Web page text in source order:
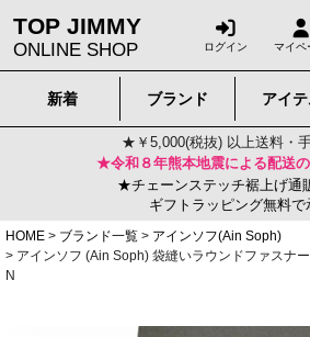
TOP JIMMY
ONLINE SHOP ログイン マイペ
新着 ブランド アイ
★￥5,000(税抜) 以上送料・
★令和８年熊本地震による配送
★チェーンステッチ裾上げ通
ギフトラッピング無料で
HOME
ブランド一覧
アインソフ(Ain Soph)
アインソフ (Ain Soph) 袋縫いラウンドファスナ
N